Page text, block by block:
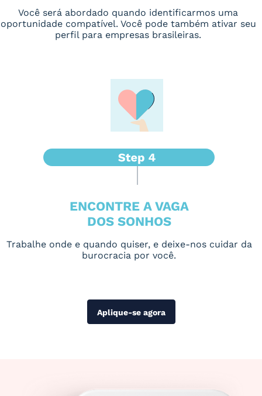
Você será abordado quando identificarmos uma
oportunidade compatível. Você pode também ativar seu
perfil para empresas brasileiras.
ENCONTRE A VAGA
DOS SONHOS
Trabalhe onde e quando quiser, e deixe-nos cuidar da
burocracia por você.
Aplique-se agora